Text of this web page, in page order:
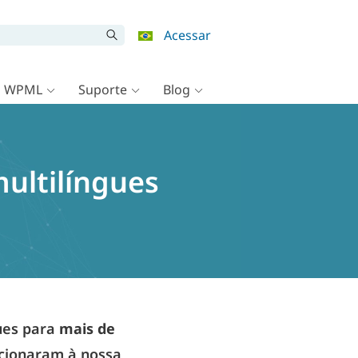
Acessar
Suporte Blog
para mais de
à nossa